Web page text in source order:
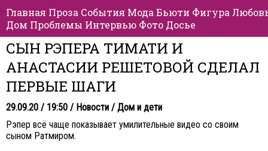
Главная Проза События Мода Бьюти Фигура
Дом Проблемы Интервью Фото Досье
СЫН РЭПЕРА ТИМАТИ И
АНАСТАСИИ РЕШЕТОВОЙ СДЕЛАЛ
ПЕРВЫЕ ШАГИ
29.09.20 / 19:50 / Новости / Дом и дети
Рэпер всё чаще показывает умилительные видео со своим
сыном Ратмиром.